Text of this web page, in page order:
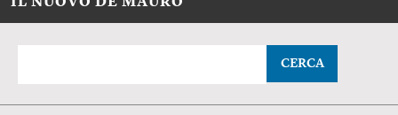
CERCA